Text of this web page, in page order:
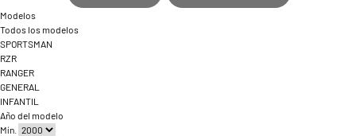
Modelos
Todos los modelos
SPORTSMAN
RZR
RANGER
GENERAL
INFANTIL
Año del modelo
Mín.